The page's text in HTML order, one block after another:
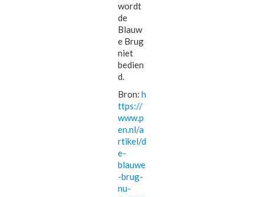
wordt
de
Blauw
e Brug
niet
bedien
d.
Bron: h
ttps://
www.p
en.nl/a
rtikel/d
e-
blauwe
-brug-
nu-